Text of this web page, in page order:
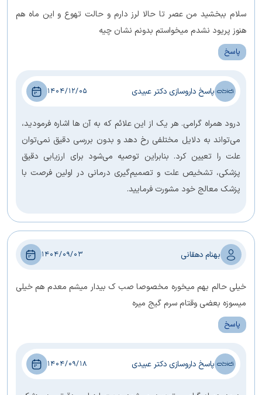
سلام ببخشید من عصر تا حالا لرز دارم و حالت تهوع و این ماه هم
هنوز پریود نشدم میخواستم بدونم نشان چیه
پاسخ
پاسخ داروسازی دکتر عبیدی 1404/12/05
درود همراه گرامی. هر یک از این علائم که به آن ها اشاره فرمودید،
می‌تواند به دلایل مختلفی رخ دهد و بدون بررسی دقیق نمی‌توان
علت را تعیین کرد. بنابراین توصیه می‌شود برای ارزیابی دقیق
پزشکی، تشخیص علت و تصمیم‌گیری درمانی در اولین فرصت با
پزشک معالج خود مشورت فرمایید.
بهنام دهقانی 1404/09/03
خیلی حالم بهم میخوره مخصوصا صب ک بیدار میشم معدم هم خیلی
میسوزه بعضی وقتام سرم گیج میره
پاسخ
پاسخ داروسازی دکتر عبیدی 1404/09/18